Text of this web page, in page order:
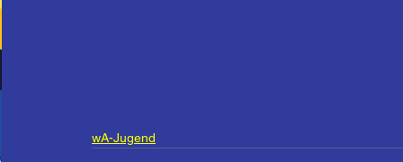
wA-Jugend